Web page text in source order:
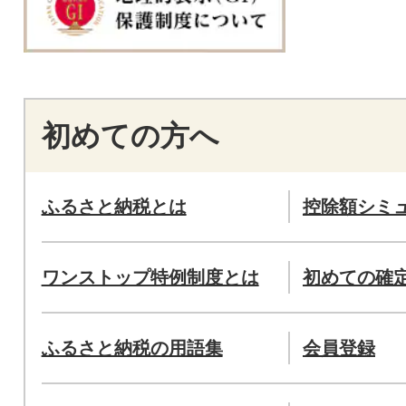
初めての方へ
ふるさと納税とは 控除額シミ
ワンストップ特例制度とは 初めての確
ふるさと納税の用語集 会員登録